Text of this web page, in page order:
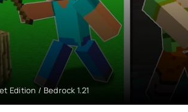
Edition / Bedrock 1.21